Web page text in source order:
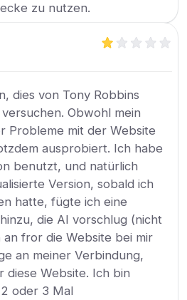
zu nutzen.
dies von Tony Robbins
Obwohl mein
Probleme mit der Website
ausprobiert. Ich habe
benutzt, und natürlich
Version, sobald ich
hatte, fügte ich eine
die AI vorschlug (nicht
fror die Website bei mir
an meiner Verbindung,
diese Website. Ich bin
oder 3 Mal